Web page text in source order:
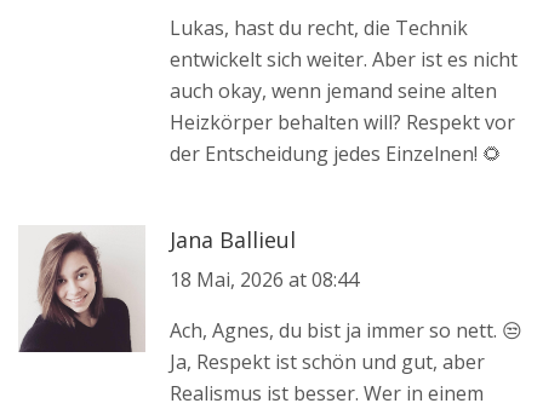
Lukas, hast du recht, die Technik
entwickelt sich weiter. Aber ist es nicht
auch okay, wenn jemand seine alten
Heizkörper behalten will? Respekt vor
der Entscheidung jedes Einzelnen! 🌻
Jana Ballieul
18 Mai, 2026 at 08:44
Ach, Agnes, du bist ja immer so nett. 😒
Ja, Respekt ist schön und gut, aber
Realismus ist besser. Wer in einem